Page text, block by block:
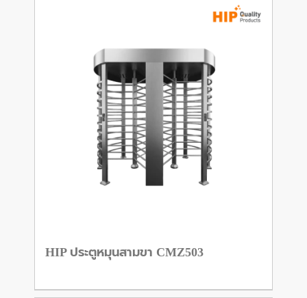
HIP ประตูหมุนสามขา CMZ503